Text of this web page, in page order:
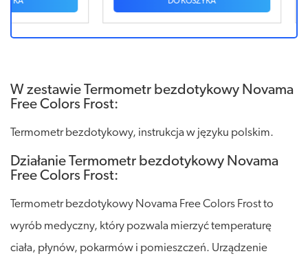
W zestawie Termometr bezdotykowy Novama
Free Colors Frost:
Termometr bezdotykowy, instrukcja w języku polskim.
Działanie Termometr bezdotykowy Novama
Free Colors Frost:
Termometr bezdotykowy Novama Free Colors Frost to
wyrób medyczny, który pozwala mierzyć temperaturę
ciała, płynów, pokarmów i pomieszczeń. Urządzenie